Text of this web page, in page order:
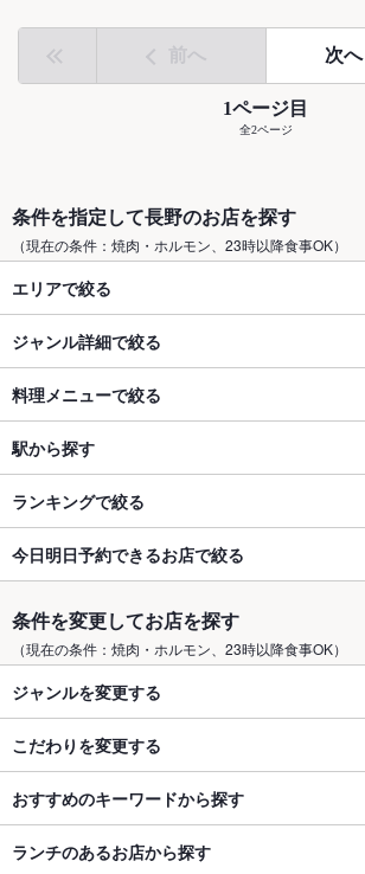
前へ 次へ
1ページ目
全2ページ
条件を指定して長野のお店を探す
（現在の条件：焼肉・ホルモン、23時以降食事OK）
エリアで絞る
ジャンル詳細で絞る
料理メニューで絞る
駅から探す
ランキングで絞る
今日明日予約できるお店で絞る
条件を変更してお店を探す
（現在の条件：焼肉・ホルモン、23時以降食事OK）
ジャンルを変更する
こだわりを変更する
おすすめのキーワードから探す
ランチのあるお店から探す